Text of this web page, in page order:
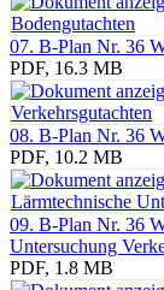
07. B-Plan Nr. 36
PDF, 16.3 MB
08. B-Plan Nr. 36
PDF, 10.2 MB
09. B-Plan Nr. 36
Untersuchung
PDF, 1.8 MB